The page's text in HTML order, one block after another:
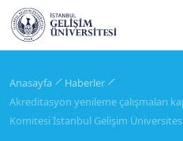
Anasayfa
Haberler
Akreditasyon yenileme çalışmaları
Komitesi İstanbul Gelişim